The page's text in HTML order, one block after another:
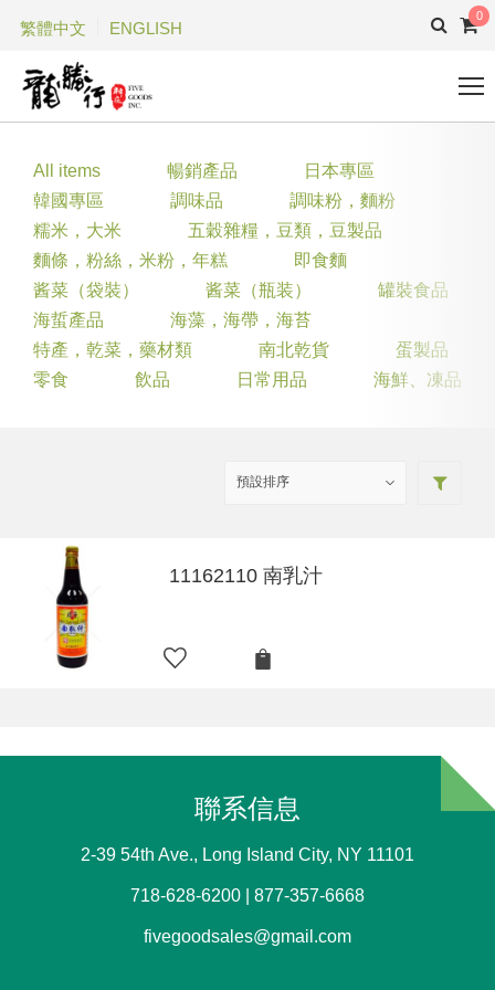
繁體中文 ENGLISH
0
All items 暢銷產品
日本專區
韓國專區
調味品
調味粉，麵粉
糯米，大米
五穀雜糧，豆類，豆製品
麵條，粉絲，米粉，年糕
即食麵
酱菜（袋裝）
酱菜（瓶装）
罐裝食品
海蜇產品
海藻，海帶，海苔
特產，乾菜，藥材類
南北乾貨
蛋製品
零食
飲品 日常用品 海鮮、凍品
11162110 南乳汁
聯系信息
2-39 54th Ave., Long Island City, NY 11101
718-628-6200 | 877-357-6668
fivegoodsales@gmail.com